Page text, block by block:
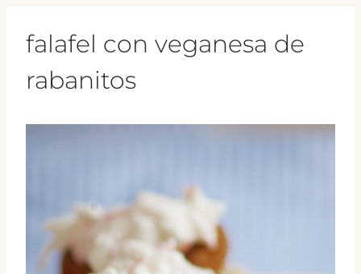
falafel con veganesa de
rabanitos